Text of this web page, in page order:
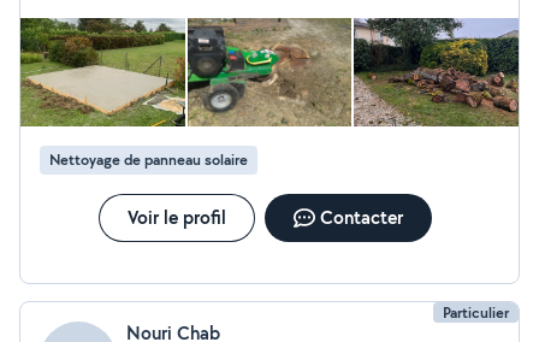
Nettoyage de panneau solaire
Voir le profil Contacter
Particulier
Nouri Chab